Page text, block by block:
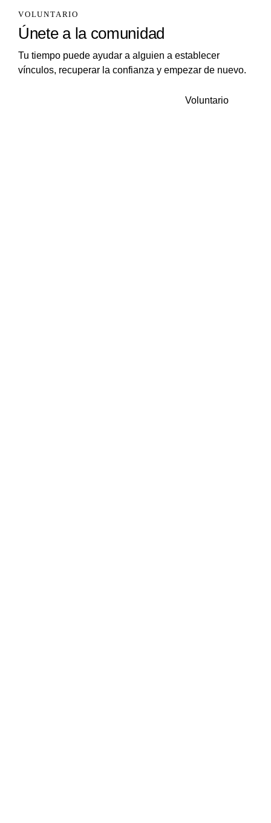
VOLUNTARIO
Únete a la comunidad
Tu tiempo puede ayudar a alguien a establecer
vínculos, recuperar la confianza y empezar de nuevo.
Voluntario